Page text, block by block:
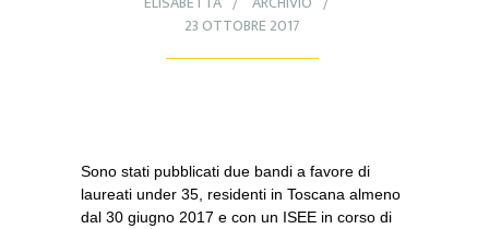
23 OTTOBRE 2017
Sono stati pubblicati due bandi a favore di
laureati under 35, residenti in Toscana almeno
dal 30 giugno 2017 e con un ISEE in corso di